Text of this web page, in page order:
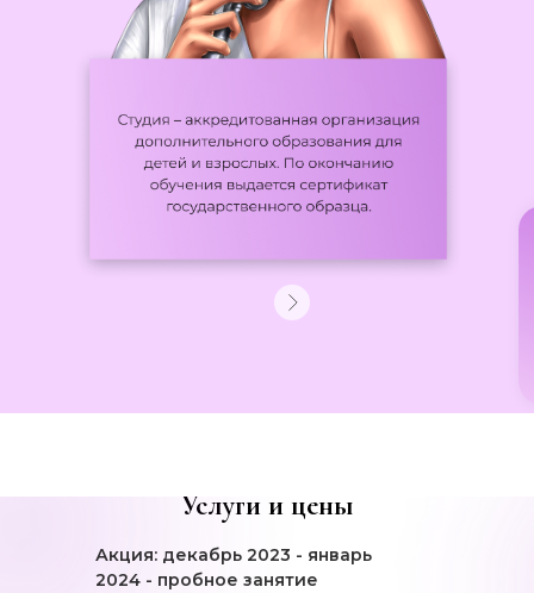
Услуги и цены
Акция: декабрь 2023 - январь
2024 - пробное занятие